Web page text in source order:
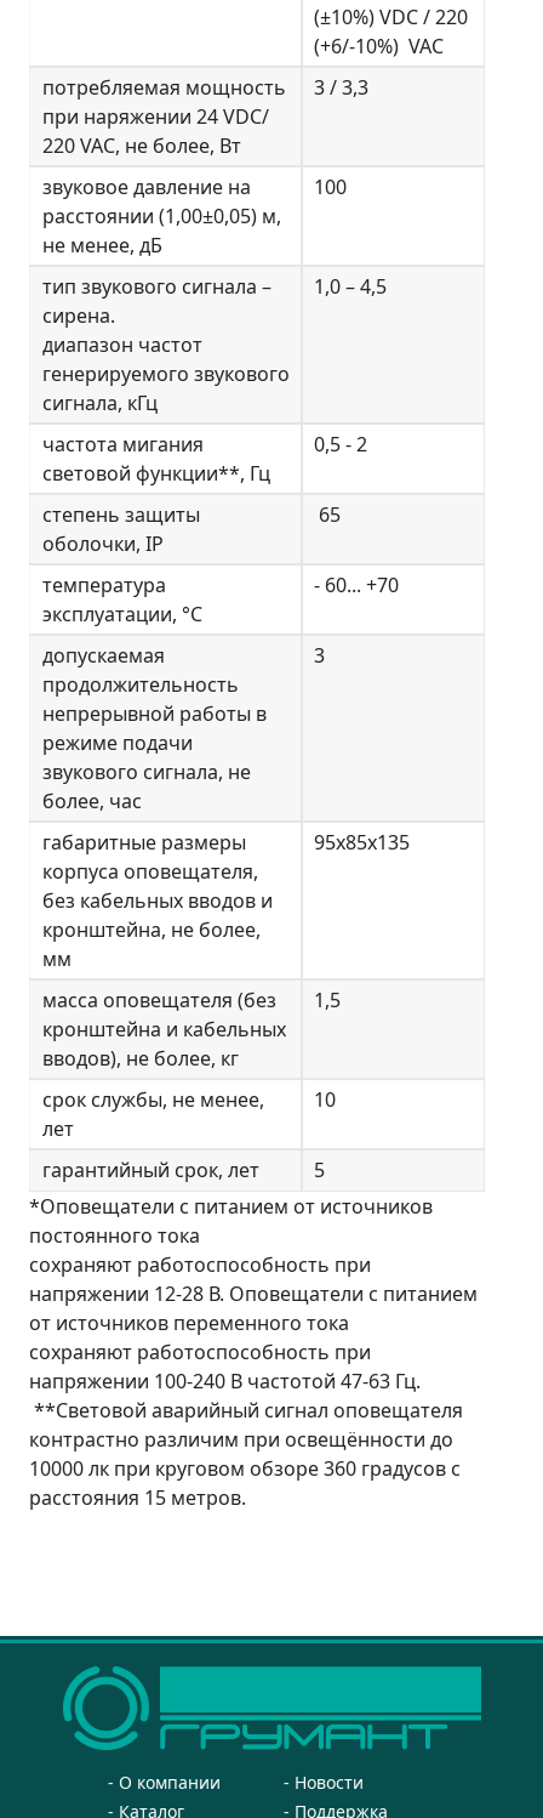
(±10%) VDC / 220
(+6/-10%) VAC
потребляемая мощность
при наряжении 24 VDC/
220 VAC, не более, Вт
3 / 3,3
звуковое давление на
расстоянии (1,00±0,05) м,
не менее, дБ
100
тип звукового сигнала –
сирена.
диапазон частот
генерируемого звукового
сигнала, кГц
1,0 – 4,5
частота мигания
световой функции**, Гц
0,5 - 2
cтепень защиты
оболочки, IP
65
температура
эксплуатации, °С
- 60... +70
допускаемая
продолжительность
непрерывной работы в
режиме подачи
звукового сигнала, не
более, час
3
габаритные размеры
корпуса оповещателя,
без кабельных вводов и
кронштейна, не более,
мм
95x85x135
масса оповещателя (без
кронштейна и кабельных
вводов), не более, кг
1,5
срок службы, не менее,
лет
10
гарантийный срок, лет
5
*Оповещатели с питанием от источников
постоянного тока
сохраняют работоспособность при
напряжении 12-28 В. Оповещатели с питанием
от источников переменного тока
сохраняют работоспособность при
напряжении 100-240 В частотой 47-63 Гц.
**Световой аварийный сигнал оповещателя
контрастно различим при освещённости до
10000 лк при круговом обзоре 360 градусов с
расстояния 15 метров.
О компании
Новости
Каталог
Поддержка